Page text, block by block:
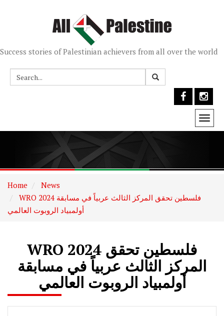
Success stories of Palestinian achievers from all over the world
Home
News
WRO 2024 فلسطين تحقق المركز الثالث عربياً في مسابقة
أولمبياد الروبوت العالمي
WRO 2024 فلسطين تحقق
المركز الثالث عربياً في مسابقة
أولمبياد الروبوت العالمي